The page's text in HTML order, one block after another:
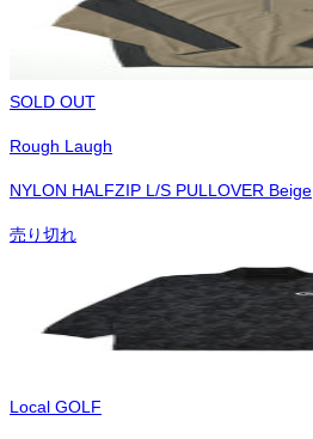
SOLD OUT
Rough Laugh
NYLON HALFZIP L/S PULLOVER Beige
売り切れ
Local GOLF